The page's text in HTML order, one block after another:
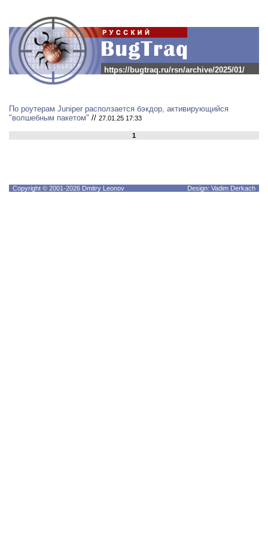
https://bugtraq.ru/rsn/archive/2025/01/
По роутерам Juniper расползается бэкдор, активирующийся
"волшебным пакетом" // 27.01.25 17:33
1
Copyright © 2001-2026 Dmitry Leonov Design: Vadim Derkach